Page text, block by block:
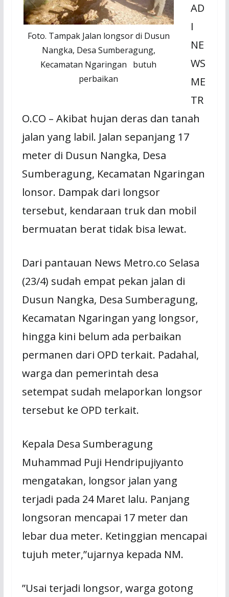
Foto. Tampak Jalan longsor di Dusun
Nangka, Desa Sumberagung,
Kecamatan Ngaringan butuh
perbaikan
AD
I
NE
WS
ME
TR
O.CO – Akibat hujan deras dan tanah
jalan yang labil. Jalan sepanjang 17
meter di Dusun Nangka, Desa
Sumberagung, Kecamatan Ngaringan
lonsor. Dampak dari longsor
tersebut, kendaraan truk dan mobil
bermuatan berat tidak bisa lewat.
Dari pantauan News Metro.co Selasa
(23/4) sudah empat pekan jalan di
Dusun Nangka, Desa Sumberagung,
Kecamatan Ngaringan yang longsor,
hingga kini belum ada perbaikan
permanen dari OPD terkait. Padahal,
warga dan pemerintah desa
setempat sudah melaporkan longsor
tersebut ke OPD terkait.
Kepala Desa Sumberagung
Muhammad Puji Hendripujiyanto
mengatakan, longsor jalan yang
terjadi pada 24 Maret lalu. Panjang
longsoran mencapai 17 meter dan
lebar dua meter. Ketinggian mencapai
tujuh meter,”ujarnya kepada NM.
”Usai terjadi longsor, warga gotong